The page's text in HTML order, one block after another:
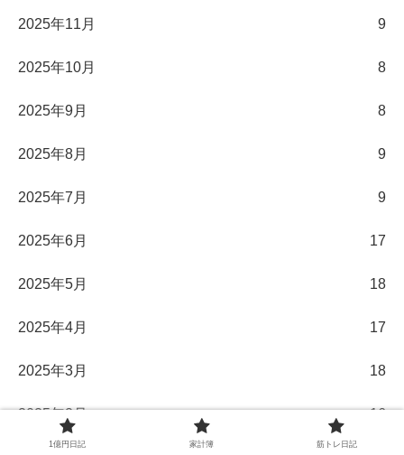
2025年11月 9
2025年10月 8
2025年9月 8
2025年8月 9
2025年7月 9
2025年6月 17
2025年5月 18
2025年4月 17
2025年3月 18
2025年2月 16
1億円日記 家計簿 筋トレ日記